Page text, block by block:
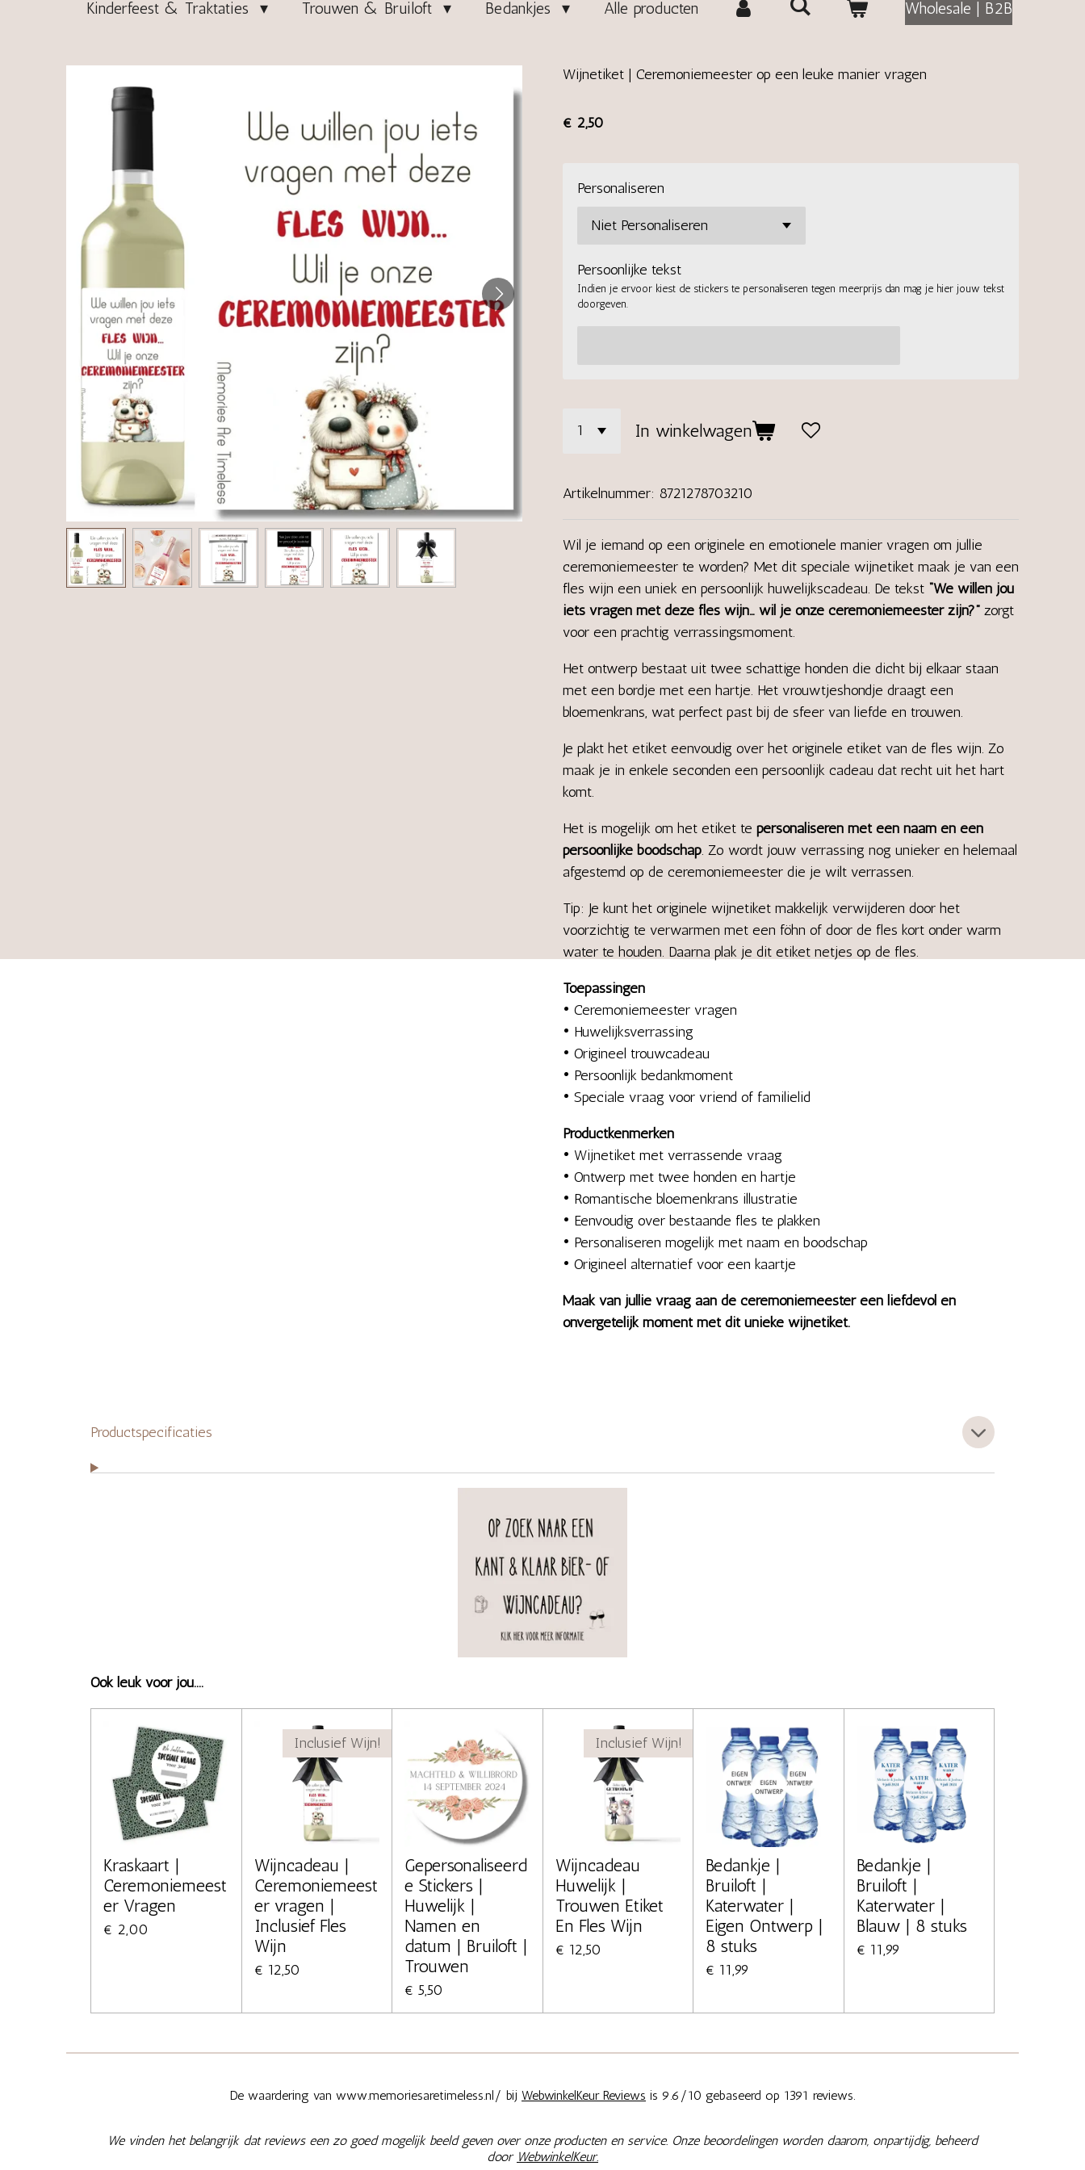
Kinderfeest & Traktaties Trouwen & Bruiloft Bedankjes Alle producten Wholesale | B2B
Wijnetiket | Ceremoniemeester op een leuke manier vragen
€ 2,50
Personaliseren
Persoonlijke tekst
Indien je ervoor kiest de stickers te personaliseren tegen meerprijs dan mag je hier jouw tekst
doorgeven.
In winkelwagen
Artikelnummer: 8721278703210
Wil je iemand op een originele en emotionele manier vragen om jullie
ceremoniemeester te worden? Met dit speciale wijnetiket maak je van een
fles wijn een uniek en persoonlijk huwelijkscadeau. De tekst “We willen jou
iets vragen met deze fles wijn… wil je onze ceremoniemeester zijn?” zorgt
voor een prachtig verrassingsmoment.
Het ontwerp bestaat uit twee schattige honden die dicht bij elkaar staan
met een bordje met een hartje. Het vrouwtjeshondje draagt een
bloemenkrans, wat perfect past bij de sfeer van liefde en trouwen.
Je plakt het etiket eenvoudig over het originele etiket van de fles wijn. Zo
maak je in enkele seconden een persoonlijk cadeau dat recht uit het hart
komt.
Het is mogelijk om het etiket te personaliseren met een naam en een
persoonlijke boodschap. Zo wordt jouw verrassing nog unieker en helemaal
afgestemd op de ceremoniemeester die je wilt verrassen.
Tip: Je kunt het originele wijnetiket makkelijk verwijderen door het
voorzichtig te verwarmen met een föhn of door de fles kort onder warm
water te houden. Daarna plak je dit etiket netjes op de fles.
Toepassingen
• Ceremoniemeester vragen
• Huwelijksverrassing
• Origineel trouwcadeau
• Persoonlijk bedankmoment
• Speciale vraag voor vriend of familielid
Productkenmerken
• Wijnetiket met verrassende vraag
• Ontwerp met twee honden en hartje
• Romantische bloemenkrans illustratie
• Eenvoudig over bestaande fles te plakken
• Personaliseren mogelijk met naam en boodschap
• Origineel alternatief voor een kaartje
Maak van jullie vraag aan de ceremoniemeester een liefdevol en
onvergetelijk moment met dit unieke wijnetiket.
Productspecificaties
Ook leuk voor jou....
Kraskaart |
Ceremoniemeest
er Vragen
€ 2,00
Inclusief Wijn!
Wijncadeau |
Ceremoniemeest
er vragen |
Inclusief Fles
Wijn
€ 12,50
Gepersonaliseerd
e Stickers |
Huwelijk |
Namen en
datum | Bruiloft |
Trouwen
€ 5,50
Inclusief Wijn!
Wijncadeau
Huwelijk |
Trouwen Etiket
En Fles Wijn
€ 12,50
Bedankje |
Bruiloft |
Katerwater |
Eigen Ontwerp |
8 stuks
€ 11,99
Bedankje |
Bruiloft |
Katerwater |
Blauw | 8 stuks
€ 11,99
De waardering van www.memoriesaretimeless.nl/ bij WebwinkelKeur Reviews is 9.6/10 gebaseerd op 1391 reviews.
We vinden het belangrijk dat reviews een zo goed mogelijk beeld geven over onze producten en service. Onze beoordelingen worden daarom, onpartijdig, beheerd
door WebwinkelKeur.